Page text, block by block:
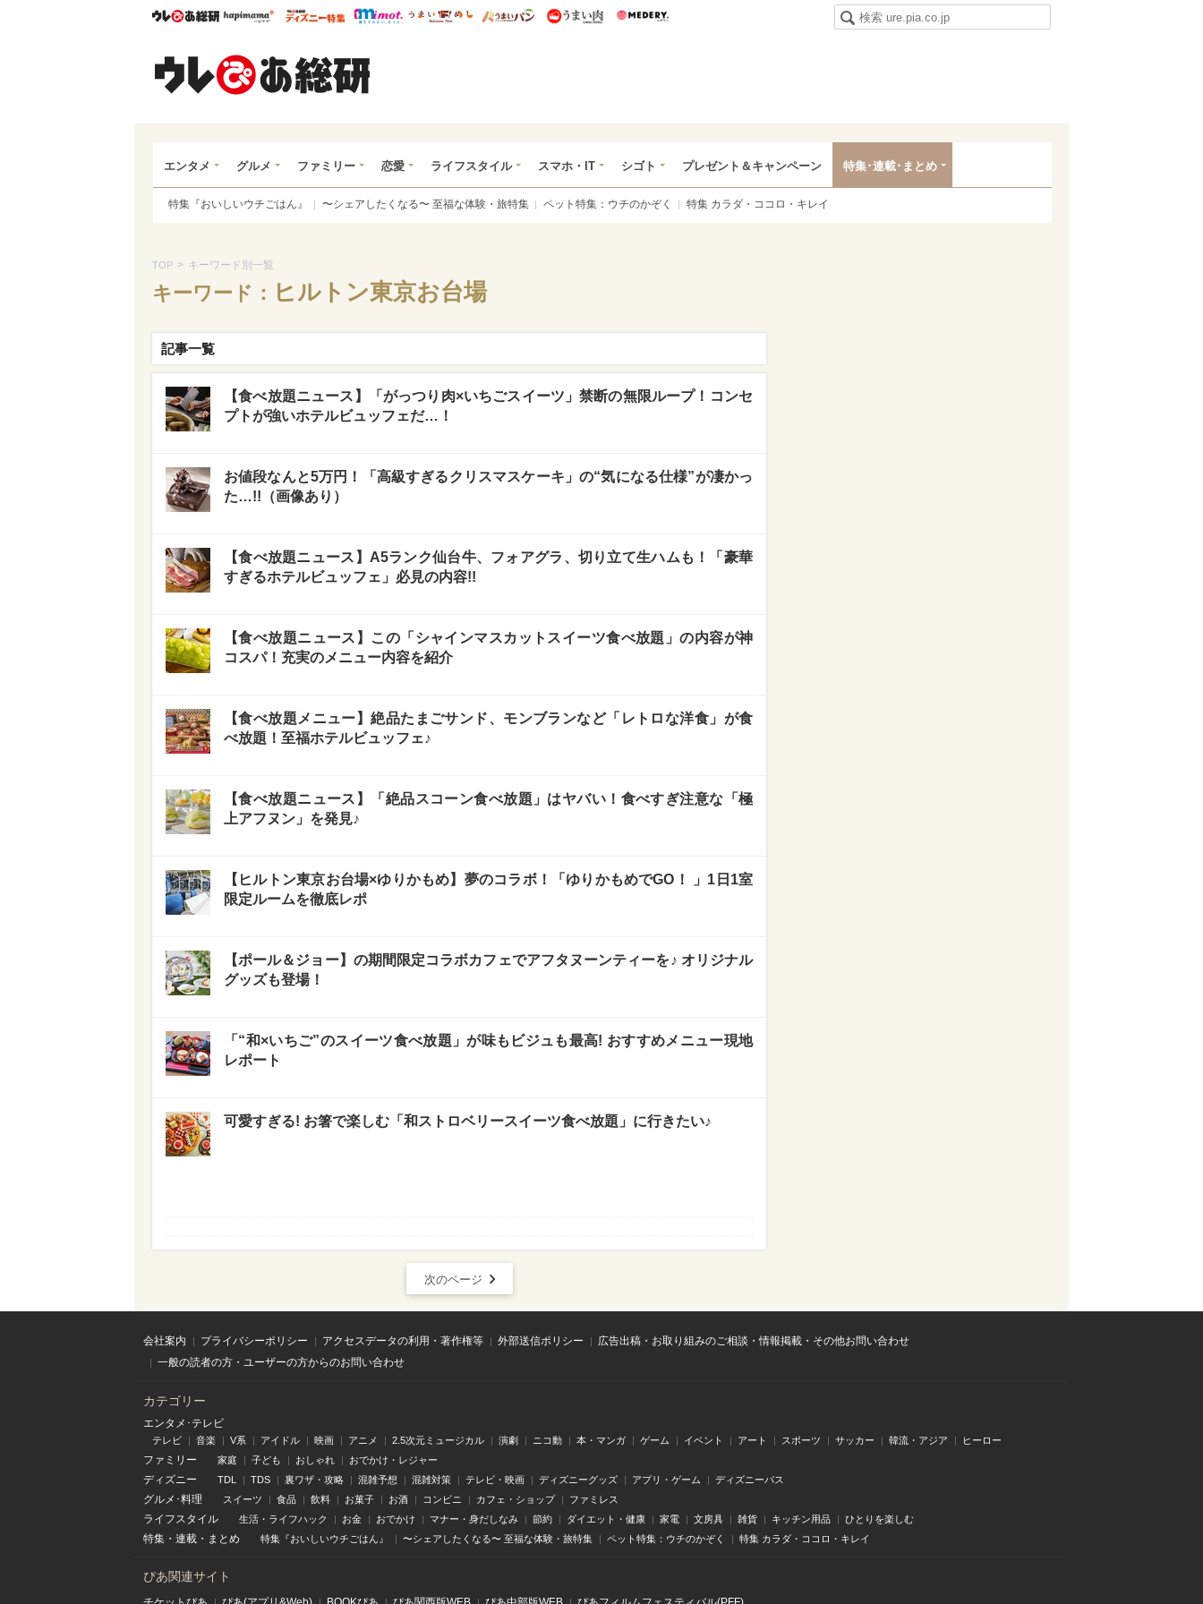
ウレぴあ総研ハピママ* ウレぴあ総研 ディズニー特集
mimot. うまいめし うまいパン うまい肉
エンタメ グルメ ファミリー 恋愛 ライフスタイル スマホ・IT シゴト プレゼント＆キャンペーン 特集･連載･まとめ
特集『おいしいウチごはん』 〜シェアしたくなる〜 至福な体験・旅特集 ペット特集：ウチのかぞく 特集 カラダ・ココロ・キレイ
TOP > キーワード別一覧
キーワード： ヒルトン東京お台場
記事一覧
【食べ放題ニュース】「がっつり肉×いちごスイーツ」禁断の無限ループ！コンセ
プトが強いホテルビュッフェだ…！
お値段なんと5万円！「高級すぎるクリスマスケーキ」の“気になる仕様”が凄かっ
た…!!（画像あり）
【食べ放題ニュース】A5ランク仙台牛、フォアグラ、切り立て生ハムも！「豪華
すぎるホテルビュッフェ」必見の内容!!
【食べ放題ニュース】この「シャインマスカットスイーツ食べ放題」の内容が神
コスパ！充実のメニュー内容を紹介
【食べ放題メニュー】絶品たまごサンド、モンブランなど「レトロな洋食」が食
べ放題！至福ホテルビュッフェ♪
【食べ放題ニュース】「絶品スコーン食べ放題」はヤバい！食べすぎ注意な「極
上アフヌン」を発見♪
【ヒルトン東京お台場×ゆりかもめ】夢のコラボ！「ゆりかもめでGO！ 」1日1室
限定ルームを徹底レポ
【ポール＆ジョー】の期間限定コラボカフェでアフタヌーンティーを♪ オリジナル
グッズも登場！
「“和×いちご”のスイーツ食べ放題」が味もビジュも最高! おすすめメニュー現地
レポート
可愛すぎる! お箸で楽しむ「和ストロベリースイーツ食べ放題」に行きたい♪
次のページ
会社案内 プライバシーポリシー アクセスデータの利用・著作権等 外部送信ポリシー
広告出稿・お取り組みのご相談・情報掲載・その他お問い合わせ
一般の読者の方・ユーザーの方からのお問い合わせ
カテゴリー
エンタメ･テレビ
テレビ 音楽 V系 アイドル 映画 アニメ 2.5次元ミュージカル 演劇 ニコ動 本・マンガ ゲーム イベント アート スポーツ サッカー 韓流・アジア ヒーロー
ファミリー 家庭 子ども おしゃれ おでかけ・レジャー
ディズニー TDL TDS 裏ワザ・攻略 混雑予想 混雑対策 テレビ・映画 ディズニーグッズ アプリ・ゲーム ディズニーパス
グルメ･料理 スイーツ 食品 飲料 お菓子 お酒 コンビニ カフェ・ショップ ファミレス
ライフスタイル 生活・ライフハック お金 おでかけ マナー・身だしなみ 節約 ダイエット・健康 家電 文房具 雑貨 キッチン用品 ひとりを楽しむ
特集 ・ 連載 ・ まとめ 特集『おいしいウチごはん』 〜シェアしたくなる〜 至福な体験・旅特集 ペット特集：ウチのかぞく 特集 カラダ・ココロ・キレイ
ぴあ関連サイト